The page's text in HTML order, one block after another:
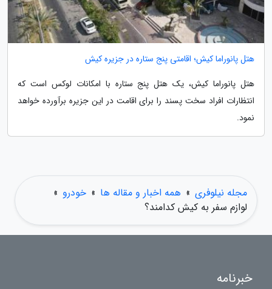
هتل پانوراما کیش؛ اقامتی پنج ستاره در جزیره کیش
هتل پانوراما کیش، یک هتل پنج ستاره با امکانات لوکس است که
انتظارات افراد سخت پسند را برای اقامت در این جزیره برآورده خواهد
نمود.
مجله نیلوفری » همه اخبار و مقاله ها » خودرو »
لوازم سفر به کیش کدامند؟
خبرنامه